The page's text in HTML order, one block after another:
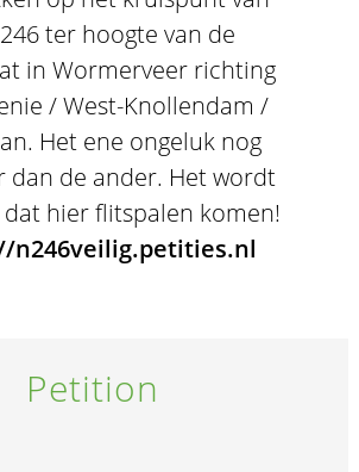
ter hoogte van de
in Wormerveer richting
/ West-Knollendam /
Het ene ongeluk nog
dan de ander. Het wordt
hier flitspalen komen!
n246veilig.petities.nl
Petition